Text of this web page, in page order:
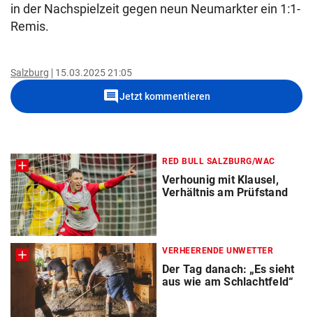
in der Nachspielzeit gegen neun Neumarkter ein 1:1-
Remis.
Salzburg 15.03.2025 21:05
commentJetzt kommentieren
RED BULL SALZBURG/WAC
Verhounig mit Klausel,
Verhältnis am Prüfstand
VERHEERENDE UNWETTER
Der Tag danach: „Es sieht
aus wie am Schlachtfeld“